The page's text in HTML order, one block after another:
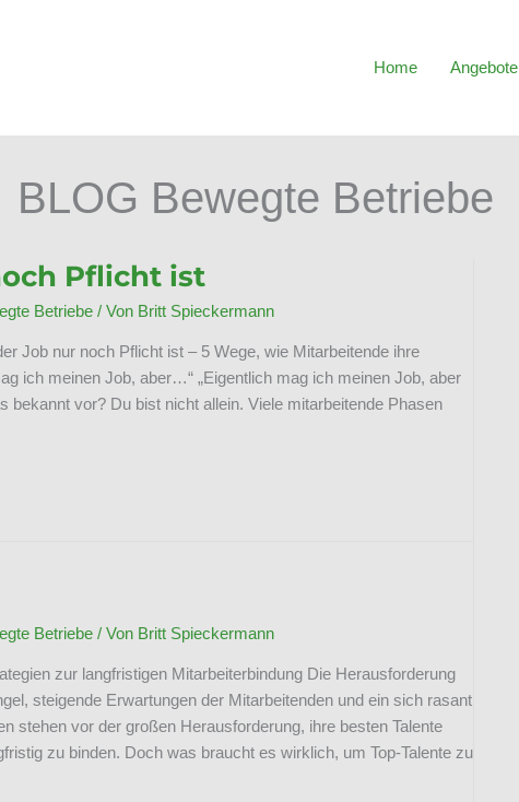
Home Angebote
BLOG Bewegte Betriebe
Pflicht ist
Betriebe / Von Britt Spieckermann
Job nur noch Pflicht ist – 5 Wege, wie Mitarbeitende ihre
ich meinen Job, aber…“ „Eigentlich mag ich meinen Job, aber
bekannt vor? Du bist nicht allein. Viele mitarbeitende Phasen
Betriebe / Von Britt Spieckermann
zur langfristigen Mitarbeiterbindung Die Herausforderung
steigende Erwartungen der Mitarbeitenden und ein sich rasant
stehen vor der großen Herausforderung, ihre besten Talente
zu binden. Doch was braucht es wirklich, um Top-Talente zu